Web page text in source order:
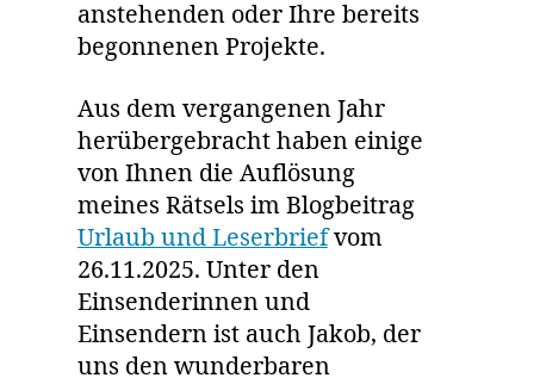
anstehenden oder Ihre bereits
begonnenen Projekte.
Aus dem vergangenen Jahr
herübergebracht haben einige
von Ihnen die Auflösung
meines Rätsels im Blogbeitrag
Urlaub und Leserbriefvom
26.11.2025. Unter den
Einsenderinnen und
Einsendern ist auch Jakob, der
uns den wunderbaren